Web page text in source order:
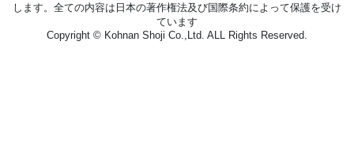
します。全ての内容は日本の著作権法及び国際条約によって保護を受け
ています
Copyright © Kohnan Shoji Co.,Ltd. ALL Rights Reserved.